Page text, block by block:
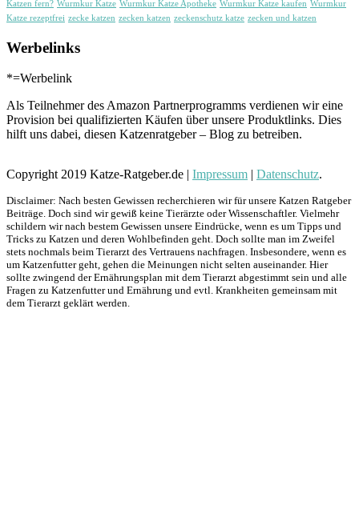
Katzen fern? Wurmkur Katze Wurmkur Katze Apotheke Wurmkur Katze kaufen Wurmkur
Katze rezeptfrei zecke katzen zecken katzen zeckenschutz katze zecken und katzen
Werbelinks
*=Werbelink
Als Teilnehmer des Amazon Partnerprogramms verdienen wir eine
Provision bei qualifizierten Käufen über unsere Produktlinks. Dies
hilft uns dabei, diesen Katzenratgeber – Blog zu betreiben.
Copyright 2019 Katze-Ratgeber.de | Impressum | Datenschutz.
Disclaimer: Nach besten Gewissen recherchieren wir für unsere Katzen Ratgeber
Beiträge. Doch sind wir gewiß keine Tierärzte oder Wissenschaftler. Vielmehr
schildern wir nach bestem Gewissen unsere Eindrücke, wenn es um Tipps und
Tricks zu Katzen und deren Wohlbefinden geht. Doch sollte man im Zweifel
stets nochmals beim Tierarzt des Vertrauens nachfragen. Insbesondere, wenn es
um Katzenfutter geht, gehen die Meinungen nicht selten auseinander. Hier
sollte zwingend der Ernährungsplan mit dem Tierarzt abgestimmt sein und alle
Fragen zu Katzenfutter und Ernährung und evtl. Krankheiten gemeinsam mit
dem Tierarzt geklärt werden.